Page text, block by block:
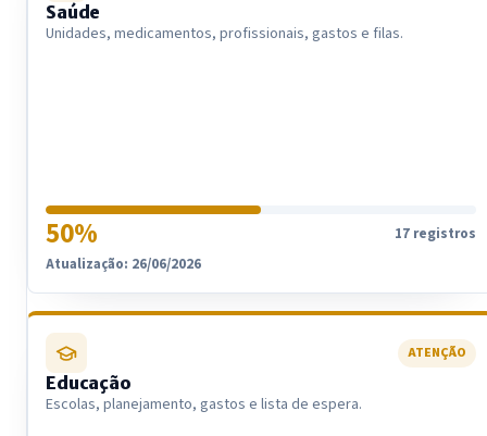
Saúde
Unidades, medicamentos, profissionais, gastos e filas.
50%
17 registros
Atualização: 26/06/2026
ATENÇÃO
Educação
Escolas, planejamento, gastos e lista de espera.